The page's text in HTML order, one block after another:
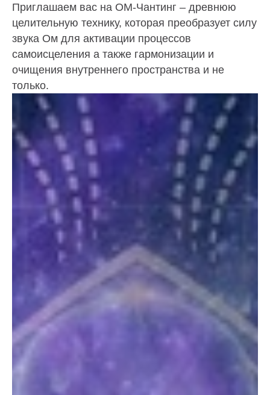
Приглашаем вас на ОМ-Чантинг – древнюю
целительную технику, которая преобразует силу
звука Ом для активации процессов
самоисцеления а также гармонизации и
очищения внутреннего пространства и не
только.